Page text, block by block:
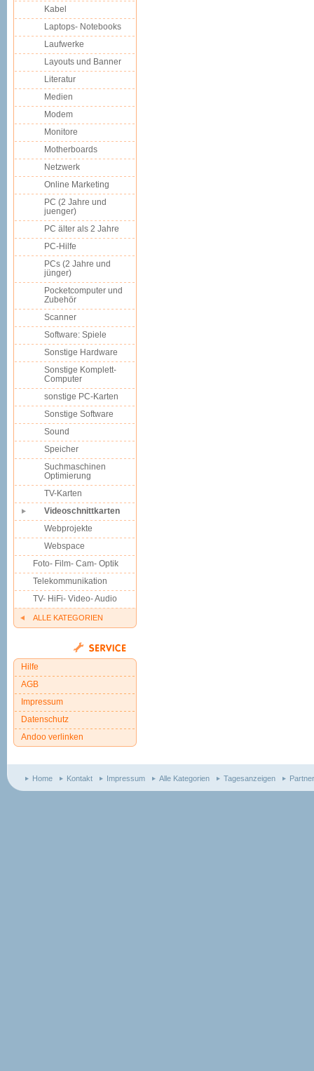
Kabel
Laptops- Notebooks
Laufwerke
Layouts und Banner
Literatur
Medien
Modem
Monitore
Motherboards
Netzwerk
Online Marketing
PC (2 Jahre und
juenger)
PC älter als 2 Jahre
PC-Hilfe
PCs (2 Jahre und
jünger)
Pocketcomputer und
Zubehör
Scanner
Software: Spiele
Sonstige Hardware
Sonstige Komplett-
Computer
sonstige PC-Karten
Sonstige Software
Sound
Speicher
Suchmaschinen
Optimierung
TV-Karten
Videoschnittkarten
Webprojekte
Webspace
Foto- Film- Cam- Optik
Telekommunikation
TV- HiFi- Video- Audio
ALLE KATEGORIEN
Hilfe
AGB
Impressum
Datenschutz
Andoo verlinken
Home Kontakt Impressum Alle Kategorien Tagesanzeigen Partner